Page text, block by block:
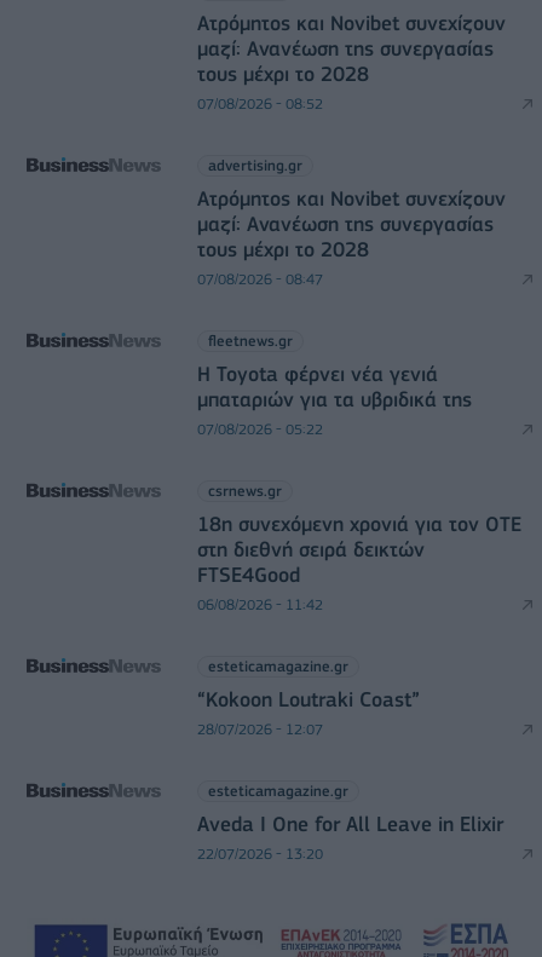
Ατρόμητος και Novibet συνεχίζουν
μαζί: Ανανέωση της συνεργασίας
τους μέχρι το 2028
07/08/2026 - 08:52
advertising.gr
Ατρόμητος και Novibet συνεχίζουν
μαζί: Ανανέωση της συνεργασίας
τους μέχρι το 2028
07/08/2026 - 08:47
fleetnews.gr
Η Toyota φέρνει νέα γενιά
μπαταριών για τα υβριδικά της
07/08/2026 - 05:22
csrnews.gr
18η συνεχόμενη χρονιά για τον ΟΤΕ
στη διεθνή σειρά δεικτών
FTSE4Good
06/08/2026 - 11:42
esteticamagazine.gr
“Kokoon Loutraki Coast”
28/07/2026 - 12:07
esteticamagazine.gr
Aveda I One for All Leave in Elixir
22/07/2026 - 13:20